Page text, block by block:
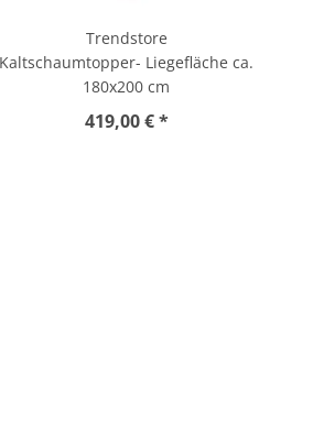
Trendstore
Kaltschaumtopper- Liegefläche ca.
180x200 cm
419,00 € *